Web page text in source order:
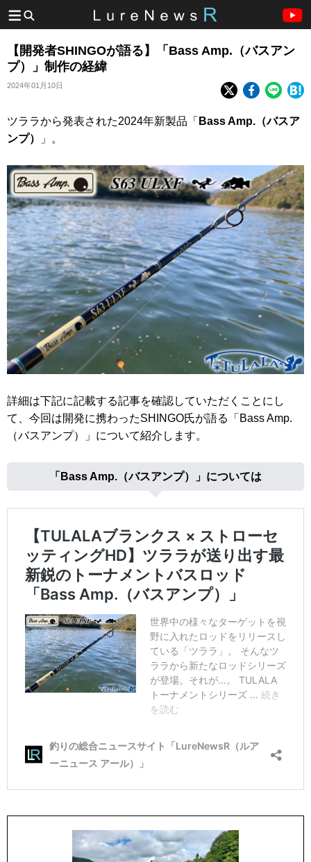
【開発者SHINGOが語る】「Bass Amp.（バスアン
プ）」制作の経緯
2024年01月10日
ツララから発表された2024年新製品「 Bass Amp.（バスア
ンプ）
」。
詳細は下記に記載する記事を確認していただくことにし
て、今回は開発に携わったSHINGO氏が語る「Bass Amp.
（バスアンプ）」について紹介します。
「Bass Amp.（バスアンプ）」については